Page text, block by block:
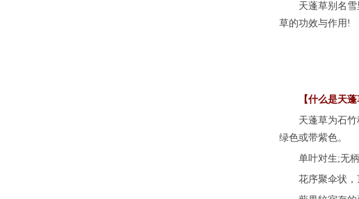
天蓬草别名雪里
草的功效与作用!
【什么是天蓬
天蓬草为石竹科
绿色或带紫色。
单叶对生;无柄;
花序聚伞状，顶